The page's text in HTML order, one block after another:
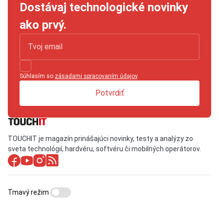
Dostávaj technologické novinky
ako prvý.
Súhlasím so zásadami spracovaním údajov.
Potvrdiť
TOUCHIT je magazín prinášajúci novinky, testy a analýzy zo
sveta technológií, hardvéru, softvéru či mobilných operátorov.
Tmavý režim